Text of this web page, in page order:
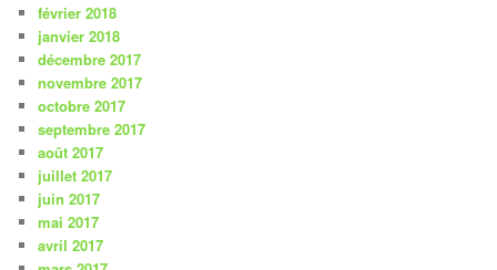
février 2018
janvier 2018
décembre 2017
novembre 2017
octobre 2017
septembre 2017
août 2017
juillet 2017
juin 2017
mai 2017
avril 2017